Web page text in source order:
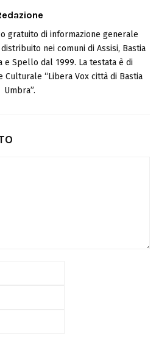
gratuito di informazione generale
nei comuni di Assisi, Bastia
e Spello dal 1999. La testata è di
Culturale “Libera Vox città di Bastia
Umbra”.